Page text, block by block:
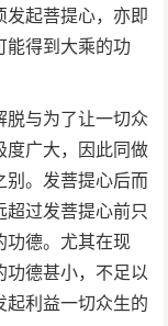
发起菩提心，亦即
能得到大乘的功
脱与为了让一切众
度广大，因此同做
别。发菩提心后而
过发菩提心前只
功德。尤其在现
德甚小，不足以
起利益一切众生的